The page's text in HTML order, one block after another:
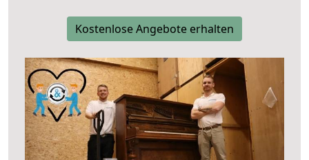
Kostenlose Angebote erhalten